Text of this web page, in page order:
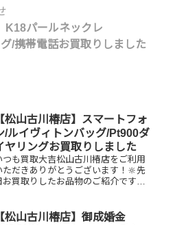
K18パールネックレ
/携帯電話お買取りしました
【松山古川椿店】スマートフォ
/ルイヴィトンバッグ/Pt900ダ
ヤリングお買取りしました
つも買取大吉松山古川椿店をご利用
ただきありがとうございます！🔆先
お買取りしたお品物のご紹介です。
グお家で眠っているお品物はござい
【松山古川椿店】御成婚金